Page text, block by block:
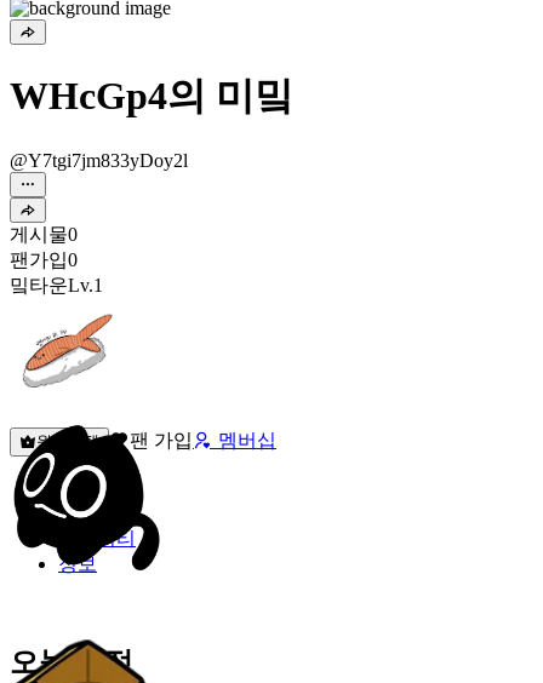
WHcGp4의 미밐
@Y7tgi7jm833yDoy2l
게시물0
팬가입0
밐타운Lv.1
원픽선택 팬 가입 멤버십
밐타운
피드
커뮤니티
정보
오늘 일정